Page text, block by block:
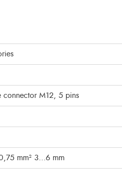
connector M12, 5 pins
mm² 3…6 mm